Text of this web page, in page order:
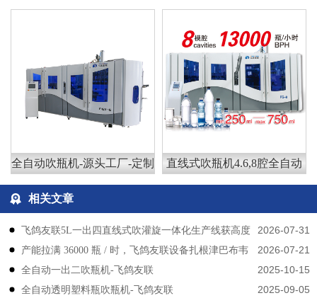
全自动吹瓶机-源头工厂-定制 直线式吹瓶机4.6,8腔全自动
相关文章
2026-07-31
飞鸽友联5L一出四直线式吹灌旋一体化生产线获高度
认可
2026-07-21
产能拉满 36000 瓶 / 时，飞鸽友联设备扎根津巴布韦
2025-10-15
​​全自动一出二吹瓶机-飞鸽友联
2025-09-05
全自动透明塑料瓶吹瓶机-飞鸽友联